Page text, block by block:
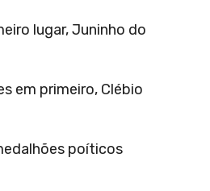
lugar, Juninho do
em primeiro, Clébio
poíticos